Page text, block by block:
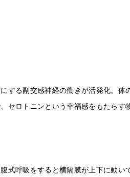
する副交感神経の働きが活発化。体
セロトニンという幸福感をもたらす
式呼吸をすると横隔膜が上下に動い